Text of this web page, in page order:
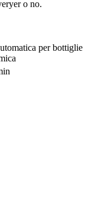
o no.
per bottiglie